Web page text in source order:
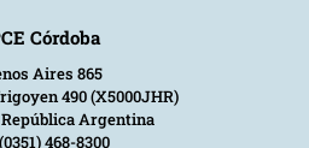
Córdoba
Aires 865
490 (X5000JHR)
Argentina
468-8300